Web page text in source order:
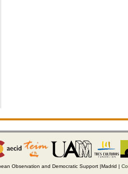
Observation and Democratic Support |Madrid |